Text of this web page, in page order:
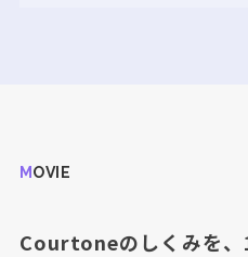
MOVIE
Courtoneのしくみを、1